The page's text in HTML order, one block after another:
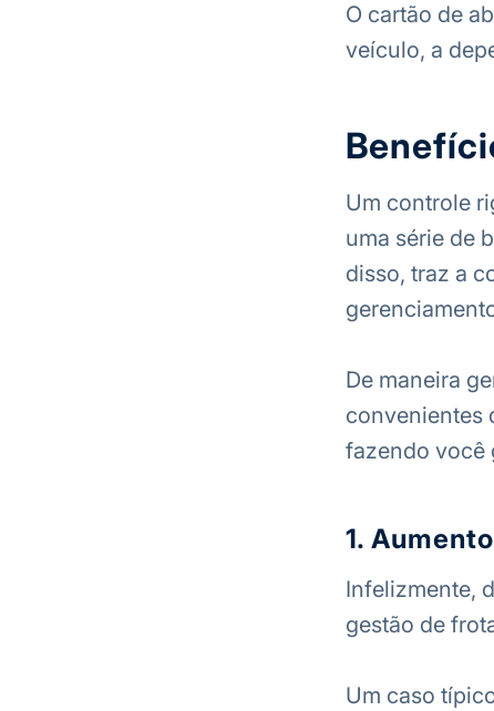
O cartão de
veículo, a
Um controle
uma série de
disso, traz a
De maneira
convenientes
fazendo você
1.
Infelizmente,
gestão de
Um caso